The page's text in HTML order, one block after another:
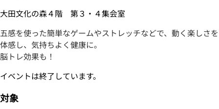
大田文化の森４階 第３・４集会室
五感を使った簡単なゲームやストレッチなどで、動く楽しさを
体感し、気持ちよく健康に。
脳トレ効果も！
イベントは終了しています。
対象